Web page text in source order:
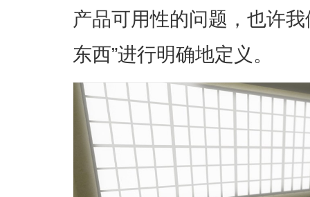
产品可用性的问题，也许
东西”进行明确地定义。